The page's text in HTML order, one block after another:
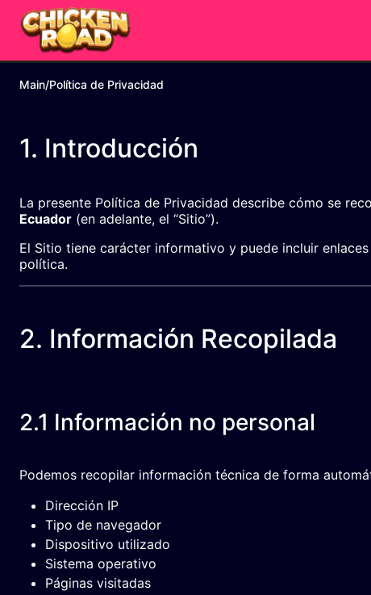
Main/Política de Privacidad
1. Introducción
La presente Política de Privacidad describe cómo se
Ecuador (en adelante, el “Sitio”).
El Sitio tiene carácter informativo y puede incluir
política.
2. Información Recopilada
2.1 Información no personal
Podemos recopilar información técnica de forma
Dirección IP
Tipo de navegador
Dispositivo utilizado
Sistema operativo
Páginas visitadas